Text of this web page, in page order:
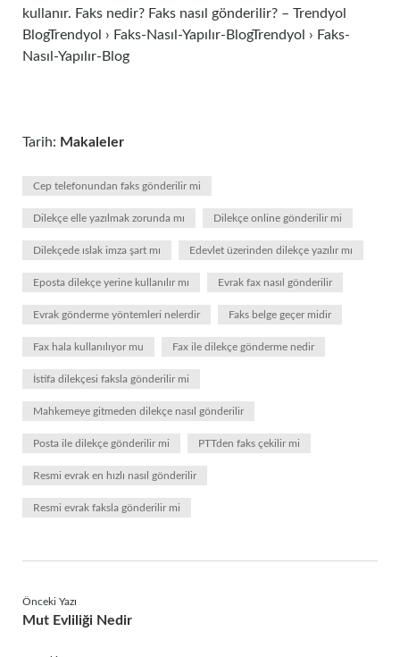
kullanır. Faks nedir? Faks nasıl gönderilir? – Trendyol
BlogTrendyol › Faks-Nasıl-Yapılır-BlogTrendyol › Faks-
Nasıl-Yapılır-Blog
Tarih: Makaleler
Cep telefonundan faks gönderilir mi
Dilekçe elle yazılmak zorunda mı Dilekçe online gönderilir mi
Dilekçede ıslak imza şart mı Edevlet üzerinden dilekçe yazılır mı
Eposta dilekçe yerine kullanılır mı Evrak fax nasıl gönderilir
Evrak gönderme yöntemleri nelerdir Faks belge geçer midir
Fax hala kullanılıyor mu Fax ile dilekçe gönderme nedir
İstifa dilekçesi faksla gönderilir mi
Mahkemeye gitmeden dilekçe nasıl gönderilir
Posta ile dilekçe gönderilir mi PTTden faks çekilir mi
Resmi evrak en hızlı nasıl gönderilir
Resmi evrak faksla gönderilir mi
Önceki Yazı
Mut Evliliği Nedir